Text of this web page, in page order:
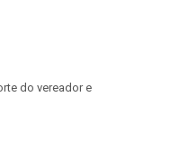
do vereador e